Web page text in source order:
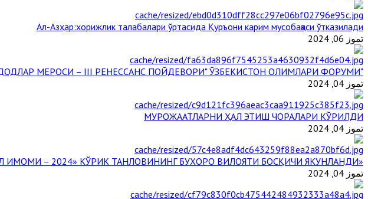
Aл-Aзҳар:хорижлик талабалари ўртасида Қуръони карим мусобақаси ўтказилади
تموز 06, 2024
"БУЮК АЖДОДЛАР МЕРОСИ – III РЕНЕССАНС ПОЙДЕВОРИ" ЎЗБЕКИСТОН ОЛИМЛАРИ ФОРУМИ
تموز 04, 2024
МУРОЖААТЛАРНИ ҲАЛ ЭТИШ ЧОРАЛАРИ КЎРИЛДИ
تموز 04, 2024
«ЙИЛ ИМОМИ – 2024» КЎРИК ТАНЛОВИНИНГ БУХОРО ВИЛОЯТИ БОСҚИЧИ ЯКУНЛАНДИ
تموز 04, 2024